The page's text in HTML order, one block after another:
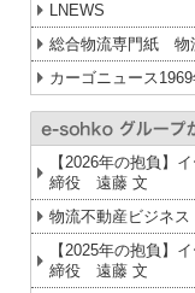
LNEWS
総合物流専門紙 物
カーゴニュース
【2026年の抱負】
締役 遠藤 文
物流不動産ビジネ
【2025年の抱負】
締役 遠藤 文